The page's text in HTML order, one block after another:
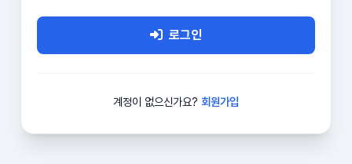
로그인
계정이 없으신가요? 회원가입